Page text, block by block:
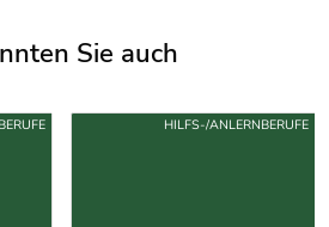
Sie auch
HILFS-/ANLERNBERUFE